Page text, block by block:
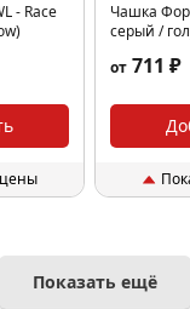
- Race
Чашка
серый /
от 711 ₽
Показать ещё